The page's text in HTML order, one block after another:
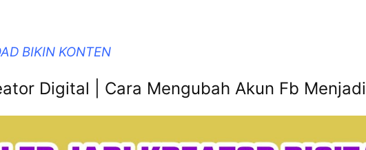
BIKIN KONTEN
Digital | Cara Mengubah Akun Fb Menjadi